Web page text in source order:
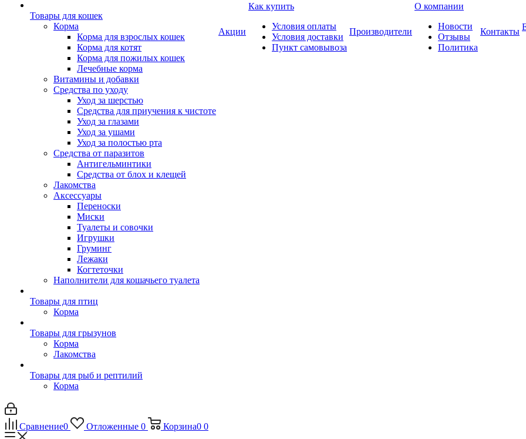
Товары для кошек
Корма
Корма для взрослых кошек
Корма для котят
Корма для пожилых кошек
Лечебные корма
Витамины и добавки
Средства по уходу
Уход за шерстью
Средства для приучения к чистоте
Уход за глазами
Уход за ушами
Уход за полостью рта
Средства от паразитов
Антигельминтики
Средства от блох и клещей
Лакомства
Аксессуары
Переноски
Миски
Туалеты и совочки
Игрушки
Груминг
Лежаки
Когтеточки
Наполнители для кошачьего туалета
Товары для птиц
Корма
Товары для грызунов
Корма
Лакомства
Товары для рыб и рептилий
Корма
Акции
Как купить
Условия оплаты
Условия доставки
Пункт самовывоза
Производители
О компании
Новости
Отзывы
Политика
Контакты
Сравнение0 Отложенные 0 Корзина0 0